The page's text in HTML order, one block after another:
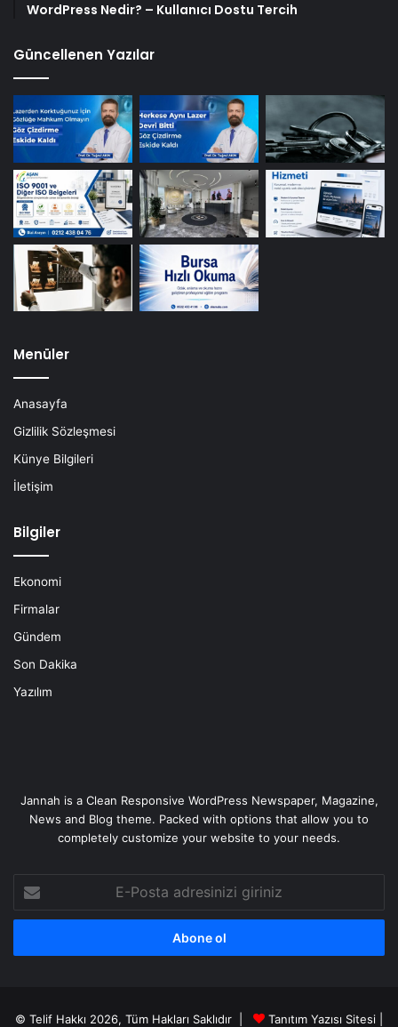
WordPress Nedir? – Kullanıcı Dostu Tercih
Güncellenen Yazılar
Menüler
Anasayfa
Gizlilik Sözleşmesi
Künye Bilgileri
İletişim
Bilgiler
Ekonomi
Firmalar
Gündem
Son Dakika
Yazılım
Jannah is a Clean Responsive WordPress Newspaper, Magazine,
News and Blog theme. Packed with options that allow you to
completely customize your website to your needs.
Posta
adresinizi
© Telif Hakkı 2026, Tüm Hakları Saklıdır | Tanıtım Yazısı Sitesi |